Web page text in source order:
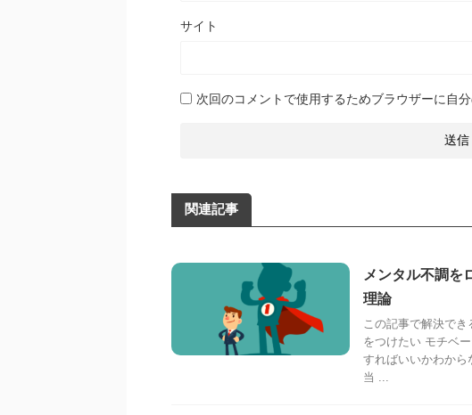
サイト
次回のコメントで使用するためブラウザーに自
関連記事
メンタル不調を
理論
この記事で解決で
をつけたい モチベ
すればいいかわから
当 ...